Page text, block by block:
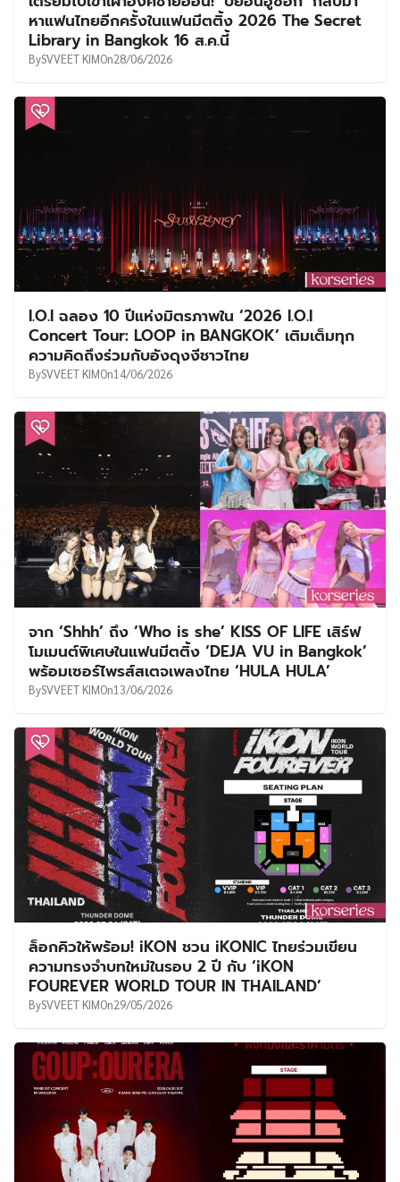
หาแฟนไทยอีกครั้งในแฟนมีตติ้ง 2026 The Secret
Library in Bangkok 16 ส.ค.นี้
BySVVEET KIMOn28/06/2026
I.O.I ฉลอง 10 ปีแห่งมิตรภาพใน ‘2026 I.O.I
Concert Tour: LOOP in BANGKOK’ เติมเต็มทุก
ความคิดถึงร่วมกับอังดุงงีชาวไทย
BySVVEET KIMOn14/06/2026
จาก ‘Shhh’ ถึง ‘Who is she’ KISS OF LIFE เสิร์ฟ
โมเมนต์พิเศษในแฟนมีตติ้ง ‘DEJA VU in Bangkok’
พร้อมเซอร์ไพรส์สเตจเพลงไทย ‘HULA HULA’
BySVVEET KIMOn13/06/2026
ล็อกคิวให้พร้อม! iKON ชวน iKONIC ไทยร่วมเขียน
ความทรงจำบทใหม่ในรอบ 2 ปี กับ ‘iKON
FOUREVER WORLD TOUR IN THAILAND’
BySVVEET KIMOn29/05/2026